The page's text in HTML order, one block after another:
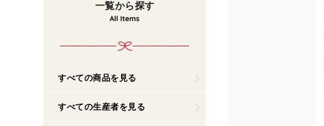
一覧から探す
すべての商品を見る
すべての生産者を見る